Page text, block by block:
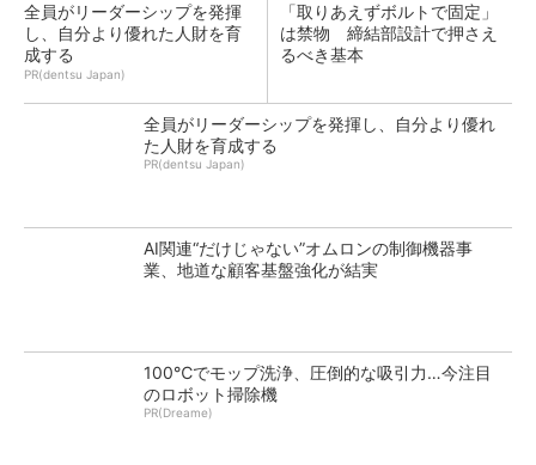
全員がリーダーシップを発揮
し、自分より優れた人財を育
成する
PR(dentsu Japan)
「取りあえずボルトで固定」
は禁物 締結部設計で押さえ
るべき基本
全員がリーダーシップを発揮し、自分より優れ
た人財を育成する
PR(dentsu Japan)
AI関連“だけじゃない”オムロンの制御機器事
業、地道な顧客基盤強化が結実
100℃でモップ洗浄、圧倒的な吸引力…今注目
のロボット掃除機
PR(Dreame)